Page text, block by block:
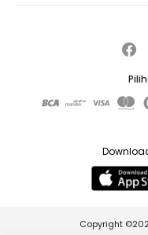
Copyright